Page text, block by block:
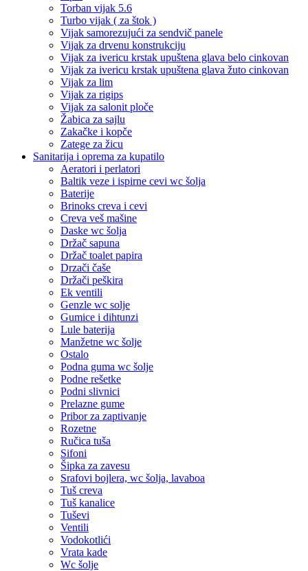
Torban vijak 5.6
Turbo vijak ( za štok )
Vijak samorezujući za sendvič panele
Vijak za drvenu konstrukciju
Vijak za ivericu krstak upuštena glava belo cinkovan
Vijak za ivericu krstak upuštena glava žuto cinkovan
Vijak za lim
Vijak za rigips
Vijak za salonit ploče
Žabica za sajlu
Zakačke i kopče
Zatege za žicu
Sanitarija i oprema za kupatilo
Aeratori i perlatori
Baltik veze i ispirne cevi wc šolja
Baterije
Brinoks creva i cevi
Creva veš mašine
Daske wc šolja
Držač sapuna
Držač toalet papira
Drzači čaše
Držači peškira
Ek ventili
Genzle wc solje
Gumice i dihtunzi
Lule baterija
Manžetne wc šolje
Ostalo
Podna guma wc šolje
Podne rešetke
Podni slivnici
Prelazne gume
Pribor za zaptivanje
Rozetne
Ručica tuša
Sifoni
Šipka za zavesu
Srafovi bojlera, wc šolja, lavaboa
Tuš creva
Tuš kanalice
Tuševi
Ventili
Vodokotlići
Vrata kade
Wc šolje